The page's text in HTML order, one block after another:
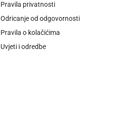
Pravila privatnosti
Odricanje od odgovornosti
Pravila o kolačićima
Uvjeti i odredbe